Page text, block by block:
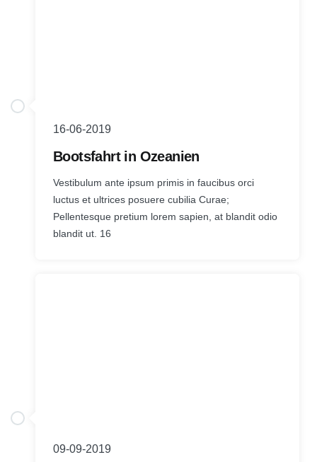
16-06-2019
Bootsfahrt in Ozeanien
Vestibulum ante ipsum primis in faucibus orci
luctus et ultrices posuere cubilia Curae;
Pellentesque pretium lorem sapien, at blandit odio
blandit ut. 16
09-09-2019